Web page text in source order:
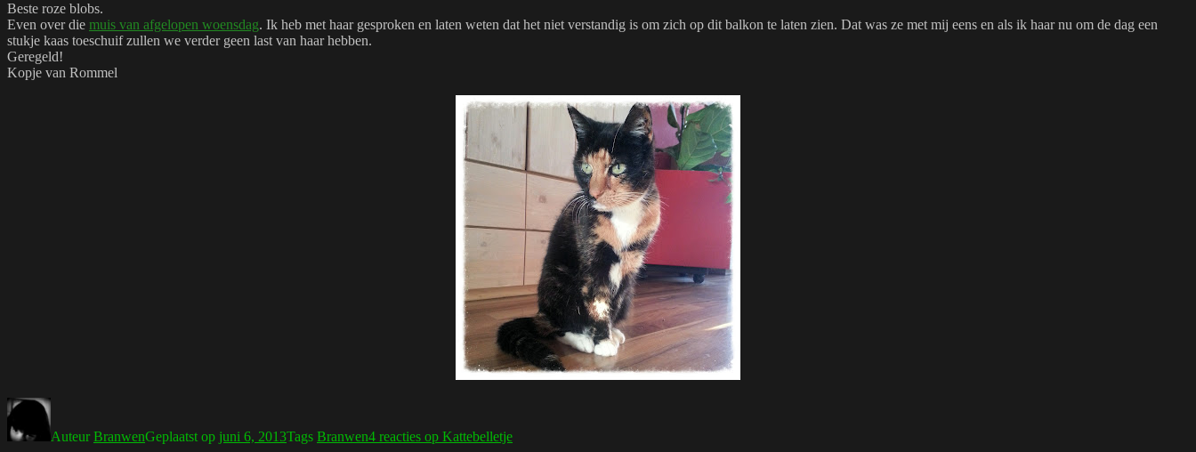
Beste roze blobs.
Even over die muis van afgelopen woensdag. Ik heb met haar gesproken en laten weten dat het niet verstandig is om zich op dit balkon te laten zien. Dat was ze met mij eens en als ik haar nu om de dag een
stukje kaas toeschuif zullen we verder geen last van haar hebben.
Geregeld!
Kopje van Rommel
AuteurBranwenGeplaatst op juni 6, 2013Tags Branwen4 reacties op Kattebelletje